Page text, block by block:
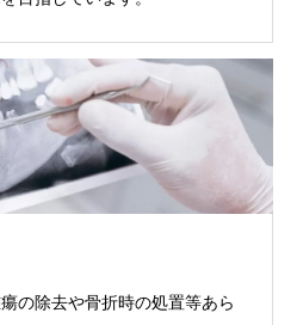
の除去や骨折時の処置等あら